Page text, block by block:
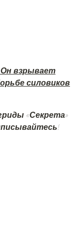
взрывает
силовиков
«Секрета»